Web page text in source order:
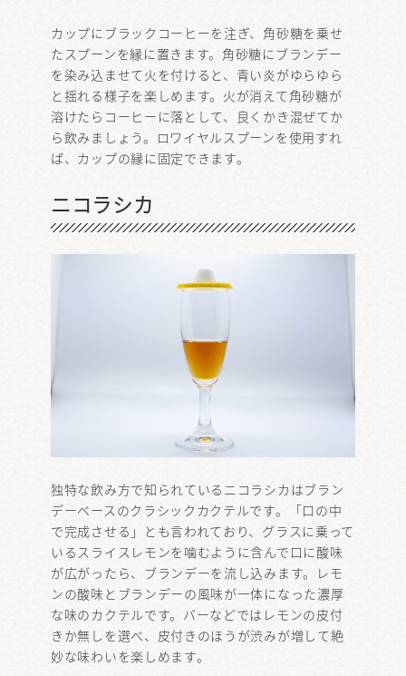
カップにブラックコーヒーを注ぎ、角砂糖を乗せ
たスプーンを縁に置きます。角砂糖にブランデー
を染み込ませて火を付けると、青い炎がゆらゆら
と揺れる様子を楽しめます。火が消えて角砂糖が
溶けたらコーヒーに落として、良くかき混ぜてか
ら飲みましょう。ロワイヤルスプーンを使用すれ
ば、カップの縁に固定できます。
ニコラシカ
独特な飲み方で知られているニコラシカはブラン
デーベースのクラシックカクテルです。「口の中
で完成させる」とも言われており、グラスに乗って
いるスライスレモンを噛むように含んで口に酸味
が広がったら、ブランデーを流し込みます。レモ
ンの酸味とブランデーの風味が一体になった濃厚
な味のカクテルです。バーなどではレモンの皮付
きか無しを選べ、皮付きのほうが渋みが増して絶
妙な味わいを楽しめます。